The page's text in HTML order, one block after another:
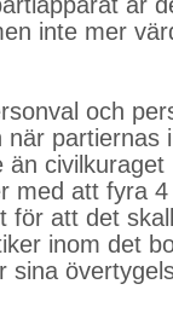
inte mer
och
när partiernas
än civilkuraget
med att fyra
för att det
inom det
sina